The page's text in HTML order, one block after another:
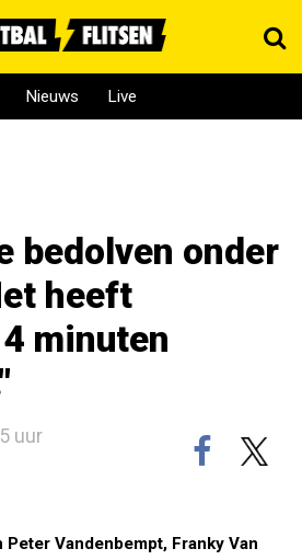
Nieuws Live
bedolven onder
heeft
minuten
uur
Peter Vandenbempt, Franky Van